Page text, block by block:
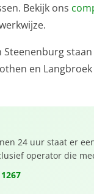
Bekijk ons
Steenenburg
en
24 uur staat er
operator die